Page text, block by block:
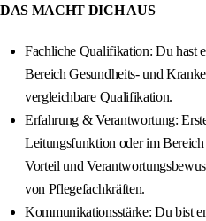
DAS MACHT DICH AUS
Fachliche Qualifikation: Du hast
Bereich Gesundheits- und
vergleichbare Qualifikation.
Erfahrung & Verantwortung:
Leitungsfunktion oder im
Vorteil und
von Pflegefachkräften.
Kommunikationsstärke: Du bist